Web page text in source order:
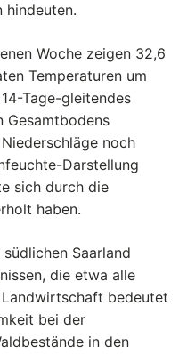
hindeuten.
Woche zeigen 32,6
Temperaturen um
Tage-gleitendes
Gesamtbodens
noch
Darstellung
sich durch die
haben.
Saarland
die etwa alle
bedeutet
bei der
in den